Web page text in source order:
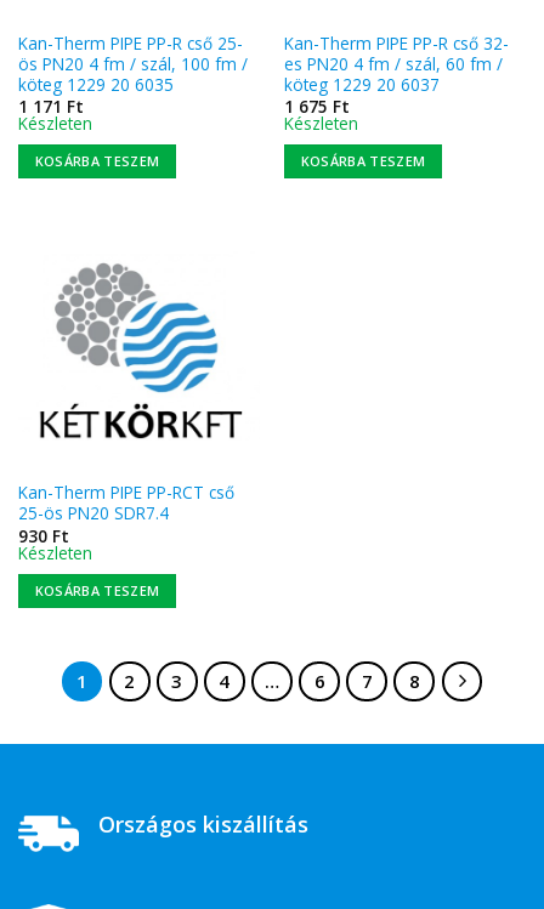
Kan-Therm PIPE PP-R cső 25-
ös PN20 4 fm / szál, 100 fm /
köteg 1229 20 6035
1 171 Ft
Készleten
KOSÁRBA TESZEM
Kan-Therm PIPE PP-R cső 32-
es PN20 4 fm / szál, 60 fm /
köteg 1229 20 6037
1 675 Ft
Készleten
KOSÁRBA TESZEM
Kan-Therm PIPE PP-RCT cső
25-ös PN20 SDR7.4
930 Ft
Készleten
KOSÁRBA TESZEM
1 2 3 4 … 6 7 8
Országos kiszállítás